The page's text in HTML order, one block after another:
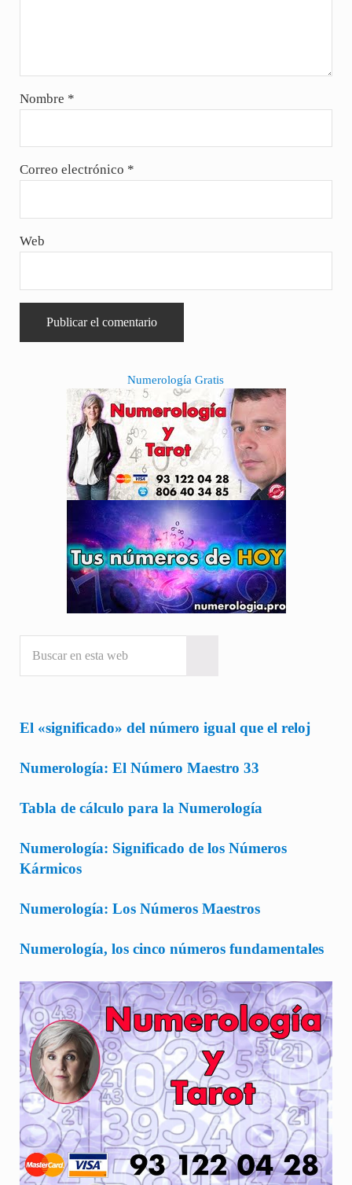
Nombre *
Correo electrónico *
Web
Sidebar Numerología Gratis
El «significado» del número igual que el reloj
Numerología: El Número Maestro 33
Tabla de cálculo para la Numerología
Numerología: Significado de los Números
Kármicos
Numerología: Los Números Maestros
Numerología, los cinco números fundamentales